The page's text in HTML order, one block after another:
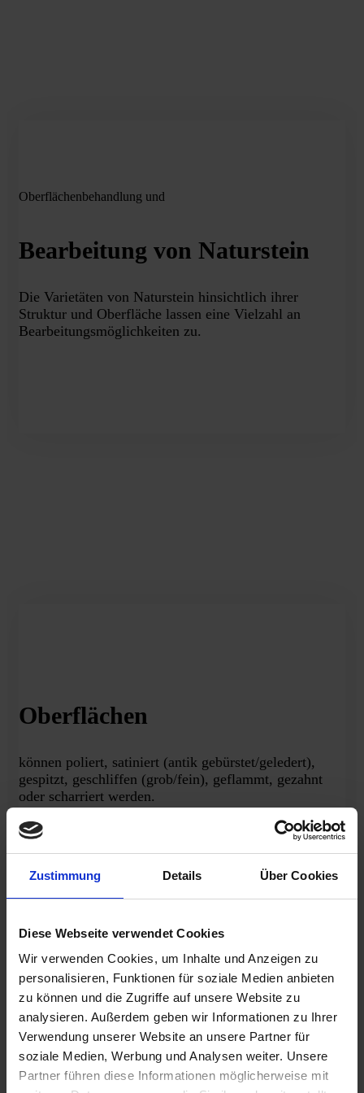
Zustimmung Details Über Cookies
Diese Webseite verwendet Cookies
Wir verwenden Cookies, um Inhalte und Anzeigen zu
personalisieren, Funktionen für soziale Medien anbieten
zu können und die Zugriffe auf unsere Website zu
analysieren. Außerdem geben wir Informationen zu Ihrer
Verwendung unserer Website an unsere Partner für
soziale Medien, Werbung und Analysen weiter. Unsere
Partner führen diese Informationen möglicherweise mit
Oberflächenbehandlung und
Bearbeitung von Naturstein
Die Varietäten von Naturstein hinsichtlich ihrer
Struktur und Oberfläche lassen eine Vielzahl an
Bearbeitungsmöglichkeiten zu.
Oberflächen
können poliert, satiniert (antik gebürstet/geledert),
gespitzt, geschliffen (grob/fein), geflammt, gezahnt
oder scharriert werden.